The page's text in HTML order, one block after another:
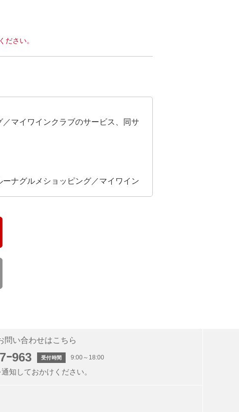
さい。
マイワインクラブのサービス、同サ
ナグルメショッピング／マイワイン
方を指します。
負うものとします。会員ＩＤの使用
負わないものとします。
せん。
問い合わせはこちら
ｰ963 受付時間 9:00～18:00
知しておかけください。